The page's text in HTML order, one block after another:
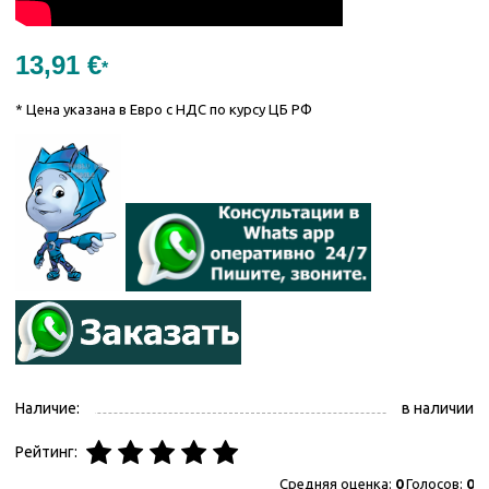
13,91 €*
* Цена указана в Евро с НДС по курсу ЦБ РФ
Наличие: в наличии
Рейтинг:
Средняя оценка: 0Голосов: 0